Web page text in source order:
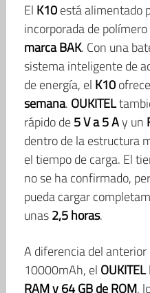
El K10está alimentado
incorporada de
marca BAK. Con una
sistema inteligente de
de energía, el K10
semana. OUKITEL
rápido de5 V a 5 Ay un
dentro de la estructura
el tiempo de carga. El
no se ha confirmado,
pueda cargar
unas2,5 horas.
A diferencia del
10000mAh, el
RAM y 64 GB de ROM,